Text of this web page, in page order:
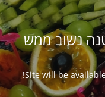
נשוב ממש
Site will be